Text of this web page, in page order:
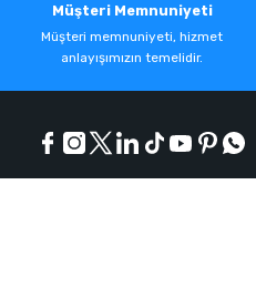
Müşteri Memnuniyeti
Müşteri memnuniyeti, hizmet
anlayışımızın temelidir.